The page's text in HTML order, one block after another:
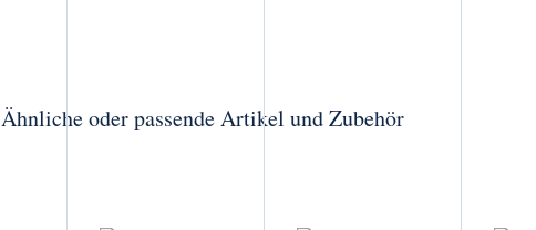
Ähnliche oder passende Artikel und Zubehör